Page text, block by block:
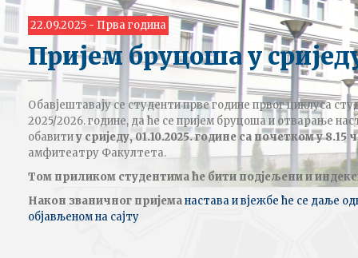
22.09.2025 - Прва година
Пријем бруцоша у
Обавјештавају се студенти прве године првог циклуса
2025/2026. године, да ће се пријем бруцоша и отварање
обавитиу сриједу, 01.10.2025. године са почетком у 8.15
амфитеатру Факултета.
Том приликом студентима ће бити подјељени и
Након званичног пријеманастава и вјежбе ће се даље
објављеном на сајту